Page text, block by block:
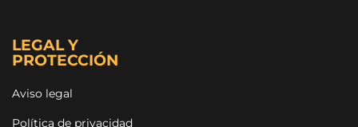
LEGAL Y
PROTECCIÓN
Aviso legal
Política de privacidad